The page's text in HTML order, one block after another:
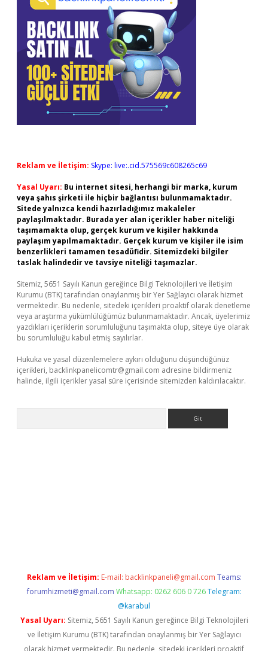
Reklam ve İletişim: Skype: live:.cid.575569c608265c69
Yasal Uyarı: Bu internet sitesi, herhangi bir marka, kurum
veya şahıs şirketi ile hiçbir bağlantısı bulunmamaktadır.
Sitede yalnızca kendi hazırladığımız makaleler
paylaşılmaktadır. Burada yer alan içerikler haber niteliği
taşımamakta olup, gerçek kurum ve kişiler hakkında
paylaşım yapılmamaktadır. Gerçek kurum ve kişiler ile isim
benzerlikleri tamamen tesadüfidir. Sitemizdeki bilgiler
taslak halindedir ve tavsiye niteliği taşımazlar.
Sitemiz, 5651 Sayılı Kanun gereğince Bilgi Teknolojileri ve İletişim
Kurumu (BTK) tarafından onaylanmış bir Yer Sağlayıcı olarak hizmet
vermektedir. Bu nedenle, sitedeki içerikleri proaktif olarak denetleme
veya araştırma yükümlülüğümüz bulunmamaktadır. Ancak, üyelerimiz
yazdıkları içeriklerin sorumluluğunu taşımakta olup, siteye üye olarak
bu sorumluluğu kabul etmiş sayılırlar.
Hukuka ve yasal düzenlemelere aykırı olduğunu düşündüğünüz
içerikleri, backlinkpanelicomtr@gmail.com adresine bildirmeniz
halinde, ilgili içerikler yasal süre içerisinde sitemizden kaldırılacaktır.
Reklam ve İletişim: E-mail: backlinkpaneli@gmail.com Teams:
forumhizmeti@gmail.com Whatsapp: 0262 606 0 726 Telegram:
@karabul
Yasal Uyarı: Sitemiz, 5651 Sayılı Kanun gereğince Bilgi Teknolojileri
ve İletişim Kurumu (BTK) tarafından onaylanmış bir Yer Sağlayıcı
olarak hizmet vermektedir. Bu nedenle, sitedeki içerikleri proaktif